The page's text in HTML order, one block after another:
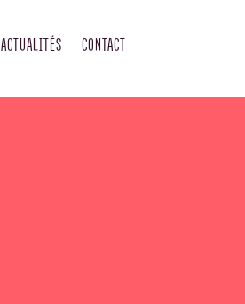
ACTUALITÉS CONTACT